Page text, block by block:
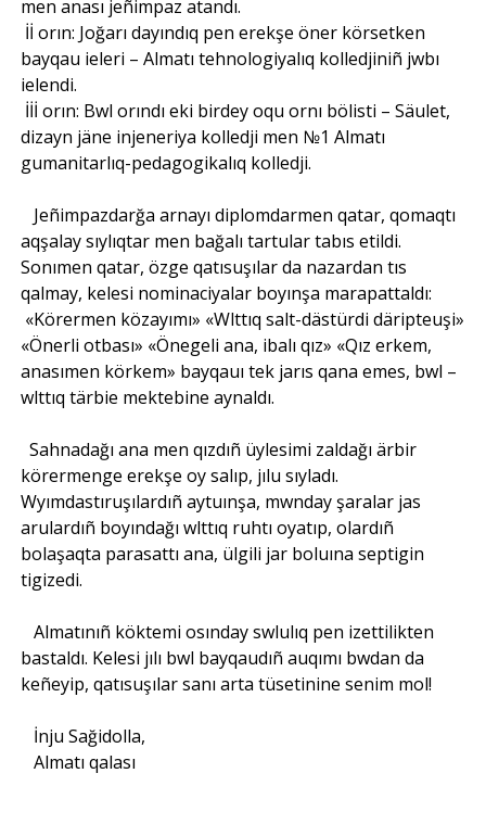
men anası jeñimpaz atandı.
İİ orın: Joğarı dayındıq pen erekşe öner körsetken
bayqau ieleri – Almatı tehnologiyalıq kolledjiniñ jwbı
ielendi.
İİİ orın: Bwl orındı eki birdey oqu ornı bölisti – Säulet,
dizayn jäne injeneriya kolledji men №1 Almatı
gumanitarlıq-pedagogikalıq kolledji.
Jeñimpazdarğa arnayı diplomdarmen qatar, qomaqtı
aqşalay sıylıqtar men bağalı tartular tabıs etildi.
Sonımen qatar, özge qatısuşılar da nazardan tıs
qalmay, kelesi nominaciyalar boyınşa marapattaldı:
«Körermen közayımı» «Wlttıq salt-dästürdi däripteuşi»
«Önerli otbası» «Önegeli ana, ibalı qız» «Qız erkem,
anasımen körkem» bayqauı tek jarıs qana emes, bwl –
wlttıq tärbie mektebine aynaldı.
Sahnadağı ana men qızdıñ üylesimi zaldağı ärbir
körermenge erekşe oy salıp, jılu sıyladı.
Wyımdastıruşılardıñ aytuınşa, mwnday şaralar jas
arulardıñ boyındağı wlttıq ruhtı oyatıp, olardıñ
bolaşaqta parasattı ana, ülgili jar boluına septigin
tigizedi.
Almatınıñ köktemi osınday swlulıq pen izettilikten
bastaldı. Kelesi jılı bwl bayqaudıñ auqımı bwdan da
keñeyip, qatısuşılar sanı arta tüsetinine senim mol!
İnju Sağidolla,
Almatı qalası